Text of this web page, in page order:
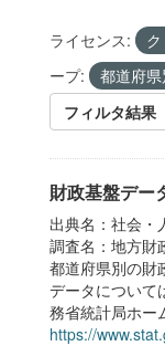
ライセンス:
ープ:
都道府
フィルタ結果
財政基盤デー
出典名：社会
調査名：地方財
都道府県別の財
データについて
務省統計局ホー
https://